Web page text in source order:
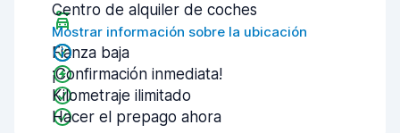
Centro de alquiler de coches
Mostrar información sobre la ubicación
Fianza baja
¡Confirmación inmediata!
Kilometraje ilimitado
Hacer el prepago ahora